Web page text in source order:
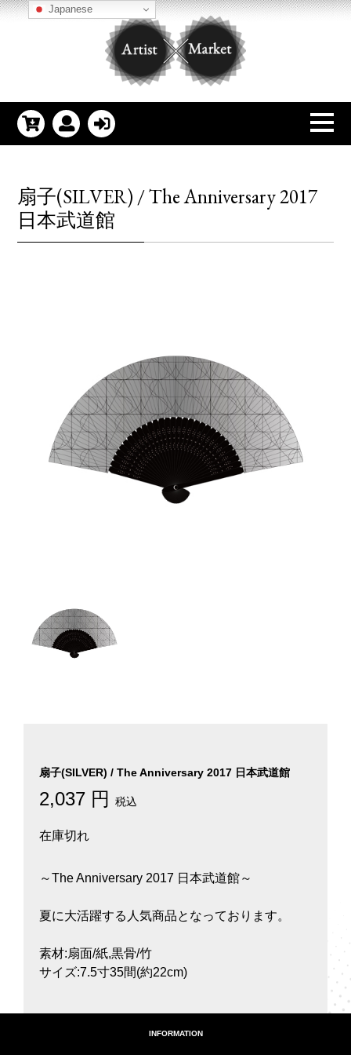
扇子(SILVER) / The Anniversary 2017
日本武道館
扇子(SILVER) / The Anniversary 2017 日本武道館
2,037 円税込
在庫切れ
～The Anniversary 2017 日本武道館～
夏に大活躍する人気商品となっております。
素材:扇面/紙,黒骨/竹
サイズ:7.5寸35間(約22cm)
INFORMATION
Japanese